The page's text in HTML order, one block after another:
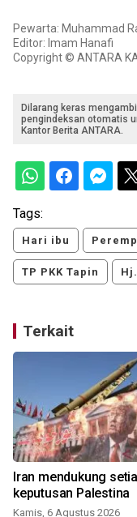
Pewarta: Muhammad
Editor: Imam Hanafi
Copyright © ANTARA
Dilarang keras
pengindeksan otomatis
Kantor Berita ANTARA.
Tags:
Hari ibu
TP PKK Tapin
Terkait
Iran mendukung
keputusan Palestina
Kamis, 6 Agustus 2026